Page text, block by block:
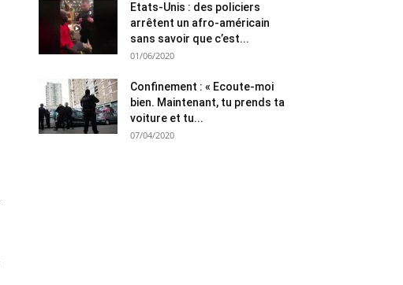
Etats-Unis : des policiers
arrêtent un afro-américain
sans savoir que c’est...
01/06/2020
Confinement : « Ecoute-moi
bien. Maintenant, tu prends ta
voiture et tu...
07/04/2020